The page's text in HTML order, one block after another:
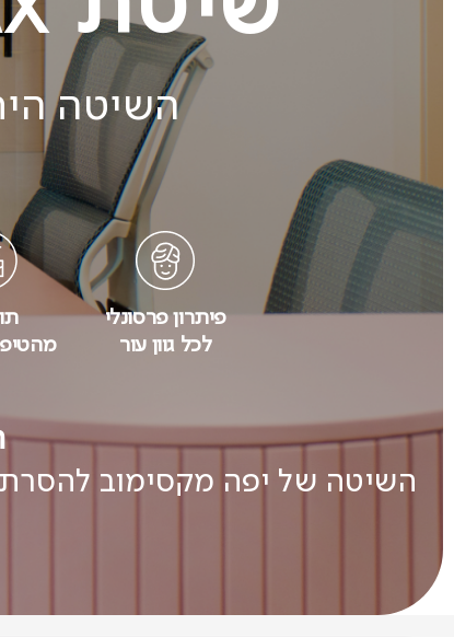
השיטה
פיתרון פרסונלי
לכל גוון עור
השיטה של יפה מקסימוב להסרת